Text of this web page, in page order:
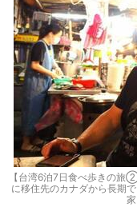
【台湾6泊7日食べ歩きの旅
に移住先のカナダから長期